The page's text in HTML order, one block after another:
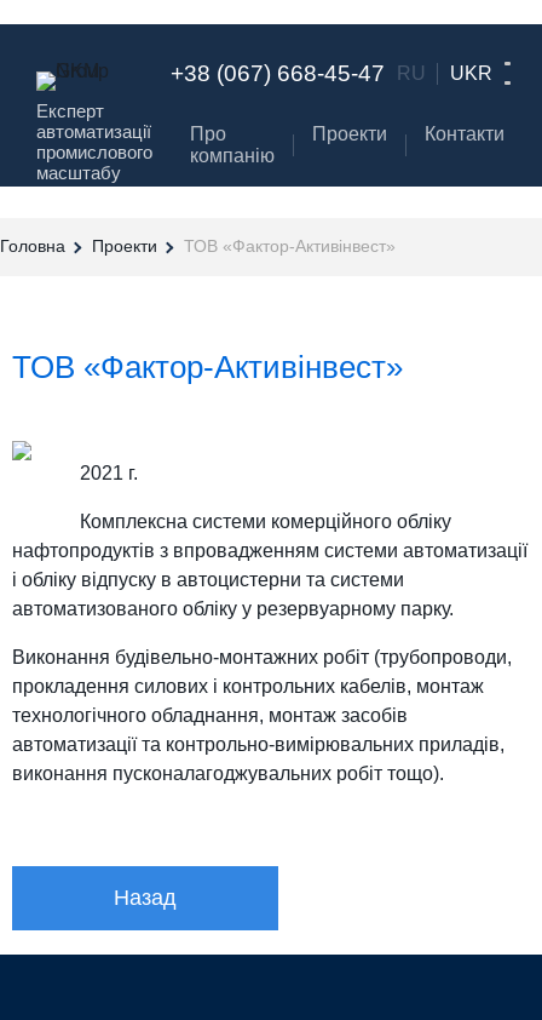
Експерт
автоматизації
промислового
масштабу
+38 (067) 668-45-47 RU UKR
Про
компанію
Проекти Контакти
Головна Проекти ТОВ «Фактор-Активінвест»
ТОВ «Фактор-Активінвест»
2021 г.
Комплексна системи комерційного обліку
нафтопродуктів з впровадженням системи автоматизації
і обліку відпуску в автоцистерни та системи
автоматизованого обліку у резервуарному парку.
Виконання будівельно-монтажних робіт (трубопроводи,
прокладення силових і контрольних кабелів, монтаж
технологічного обладнання, монтаж засобів
автоматизації та контрольно-вимірювальних приладів,
виконання пусконалагоджувальних робіт тощо).
Назад